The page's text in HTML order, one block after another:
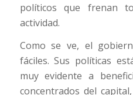
políticos que frenan
actividad.
Como se ve, el
fáciles. Sus políticas
muy evidente a
concentrados del